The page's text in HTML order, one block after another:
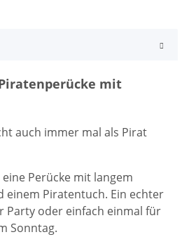
mit
auch immer mal als Pirat
Perücke mit langem
einem Piratentuch. Ein echter
Party oder einfach einmal für
Sonntag.